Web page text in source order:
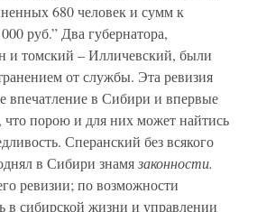
680 человек и сумм к
руб.” Два губернатора,
и томский – Илличевский, были
от службы. Эта ревизия
впечатление в Сибири и впервые
что порою и для них может найтись
Сперанский без всякого
в Сибири знамязаконности.
ревизии; по возможности
в сибирской жизни и управлении